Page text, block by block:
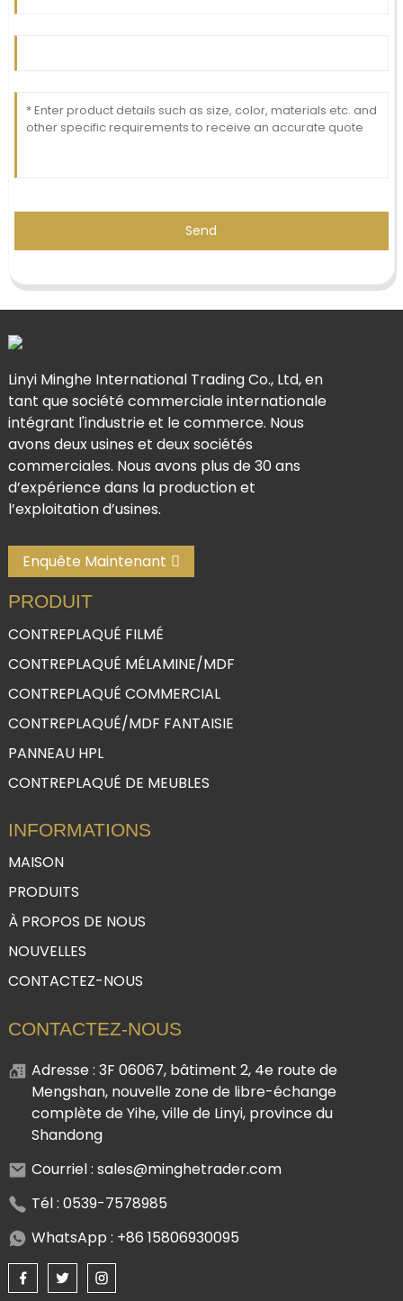
Send
Linyi Minghe International Trading Co., Ltd, en
tant que société commerciale internationale
intégrant l'industrie et le commerce. Nous
avons deux usines et deux sociétés
commerciales. Nous avons plus de 30 ans
d’expérience dans la production et
l’exploitation d’usines.
Enquête Maintenant
PRODUIT
CONTREPLAQUÉ FILMÉ
CONTREPLAQUÉ MÉLAMINE/MDF
CONTREPLAQUÉ COMMERCIAL
CONTREPLAQUÉ/MDF FANTAISIE
PANNEAU HPL
CONTREPLAQUÉ DE MEUBLES
INFORMATIONS
MAISON
PRODUITS
À PROPOS DE NOUS
NOUVELLES
CONTACTEZ-NOUS
CONTACTEZ-NOUS
Adresse : 3F 06067, bâtiment 2, 4e route de
Mengshan, nouvelle zone de libre-échange
complète de Yihe, ville de Linyi, province du
Shandong
Courriel : sales@minghetrader.com
Tél : 0539-7578985
WhatsApp : +86 15806930095